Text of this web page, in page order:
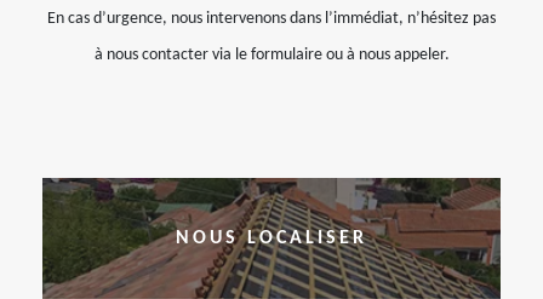
En cas d’urgence, nous intervenons dans l’immédiat, n’hésitez pas
à nous contacter via le formulaire ou à nous appeler.
NOUS LOCALISER